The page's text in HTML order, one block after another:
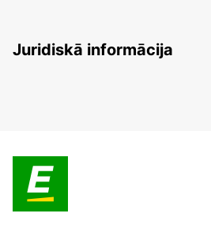
Juridiskā informācija